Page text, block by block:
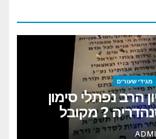
מגידי שעורים
הרב נפתלי סימון
? מקובל
דעה